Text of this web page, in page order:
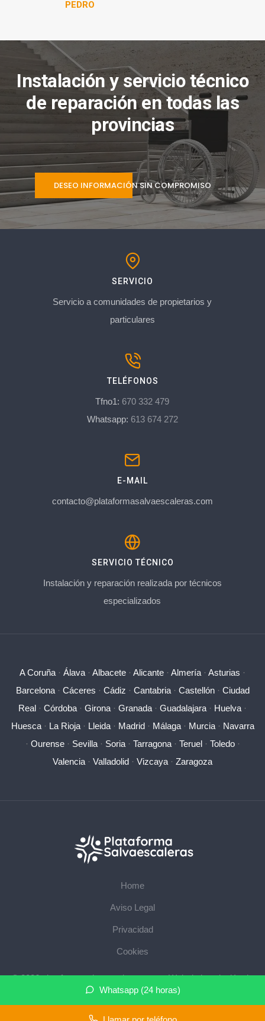
Whatsapp (24 horas)
PEDRO
Instalación y servicio técnico
de reparación en todas las
provincias
DESEO INFORMACIÓN SIN COMPROMISO
SERVICIO
Servicio a comunidades de propietarios y
particulares
TELÉFONOS
Tfno1: 670 332 479
Whatsapp: 613 674 272
E-MAIL
contacto@plataformasalvaescaleras.com
SERVICIO TÉCNICO
Instalación y reparación realizada por técnicos
especializados
A Coruña · Álava · Albacete · Alicante · Almería · Asturias ·
Barcelona· Cáceres · Cádiz · Cantabria· Castellón· Ciudad
Real · Córdoba · Girona · Granada · Guadalajara · Huelva ·
Huesca· La Rioja· Lleida· Madrid· Málaga· Murcia· Navarra
· Ourense· Sevilla· Soria· Tarragona· Teruel· Toledo·
Valencia · Valladolid · Vizcaya · Zaragoza
Home
Aviso Legal
Privacidad
Cookies
© 2026 plataformasalvaescaleras.com · Web de instalación de
salvaescaleras en su provincia ·Mapa del sitio